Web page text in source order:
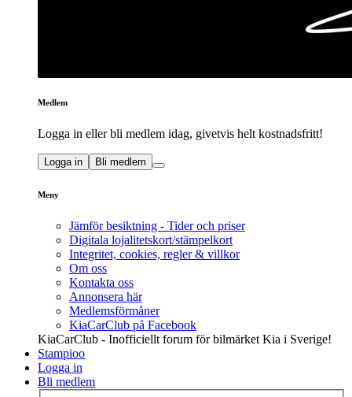
Medlem
Logga in eller bli medlem idag, givetvis helt kostnadsfritt!
Logga in Bli medlem
Meny
Jämför besiktning - Tider och priser
Digitala lojalitetskort/stämpelkort
Integritet, cookies, regler & villkor
Om oss
Kontakta oss
Annonsera här
Medlemsförmåner
KiaCarClub på Facebook
KiaCarClub - Inofficiellt forum för bilmärket Kia i Sverige!
Stampioo
Logga in
Bli medlem